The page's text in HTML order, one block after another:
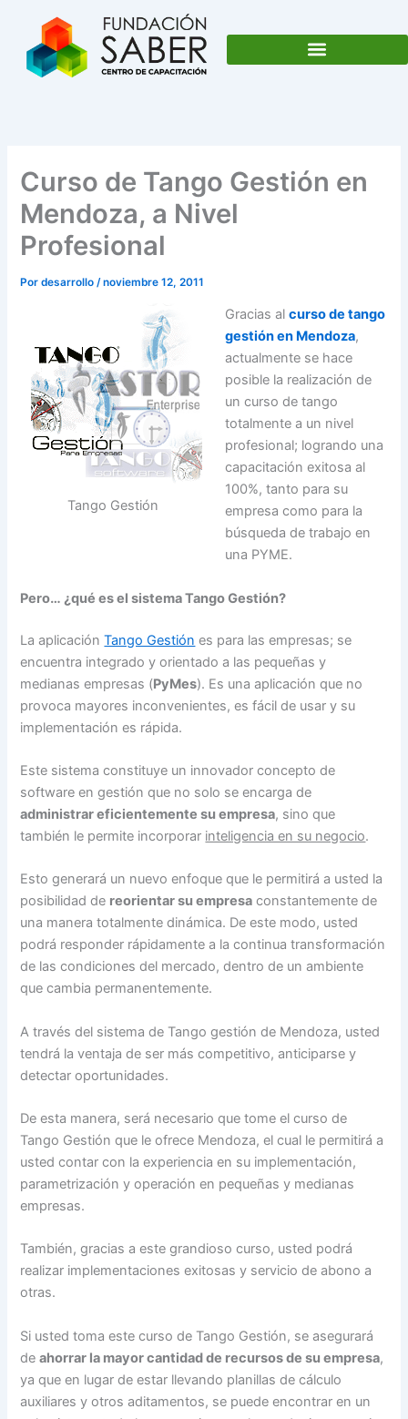
contenido
Curso de Tango Gestión en
Mendoza, a Nivel
Profesional
Pordesarrollo/noviembre 12, 2011
Tango Gestión
Gracias alcurso de tango
gestión en Mendoza,
actualmente se hace
posible la realización de
un curso de tango
totalmente a un nivel
profesional; logrando una
capacitación exitosa al
100%, tanto para su
empresa como para la
búsqueda de trabajo en
una PYME.
Pero… ¿qué es el sistema Tango Gestión?
La aplicaciónTango Gestión es para las empresas; se
encuentra integrado y orientado a las pequeñas y
medianas empresas (PyMes). Es una aplicación que no
provoca mayores inconvenientes, es fácil de usar y su
implementación es rápida.
Este sistema constituye un innovador concepto de
software en gestión que no solo se encarga de
administrar eficientemente su empresa, sino que
también le permite incorporar inteligencia en su negocio.
Esto generará un nuevo enfoque que le permitirá a usted la
posibilidad de reorientar su empresa constantemente de
una manera totalmente dinámica. De este modo, usted
podrá responder rápidamente a la continua transformación
de las condiciones del mercado, dentro de un ambiente
que cambia permanentemente.
A través del sistema de Tango gestión de Mendoza, usted
tendrá la ventaja de ser más competitivo, anticiparse y
detectar oportunidades.
De esta manera, será necesario que tome el curso de
Tango Gestión que le ofrece Mendoza, el cual le permitirá a
usted contar con la experiencia en su implementación,
parametrización y operación en pequeñas y medianas
empresas.
También, gracias a este grandioso curso, usted podrá
realizar implementaciones exitosas y servicio de abono a
otras.
Si usted toma este curso de Tango Gestión, se asegurará
deahorrar la mayor cantidad de recursos de su empresa,
ya que en lugar de estar llevando planillas de cálculo
auxiliares y otros aditamentos, se puede encontrar en un